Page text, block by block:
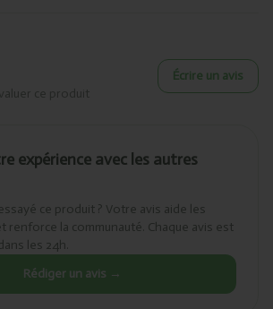
Écrire un avis
expérience avec les autres
ce produit ? Votre avis aide les
renforce la communauté. Chaque avis est
les 24h.
Rédiger un avis →